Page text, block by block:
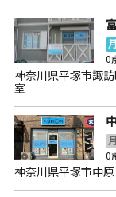
月
0
神奈川県平塚市諏
室
月
0
神奈川県平塚市中